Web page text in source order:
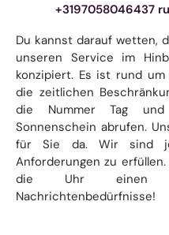
+3197058046437
Du kannst darauf wetten,
unseren Service im
konzipiert. Es ist rund
die zeitlichen
die Nummer Tag
Sonnenschein abrufen.
für Sie da. Wir sind
Anforderungen zu
die Uhr einen
Nachrichtenbedürfnisse!